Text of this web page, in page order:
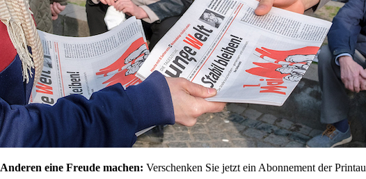
Anderen eine Freude machen: Verschenken Sie jetzt ein Abonnement der